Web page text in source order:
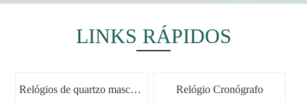
LINKS RÁPIDOS
Relógios de quartzo masculino Relógio Cronógrafo